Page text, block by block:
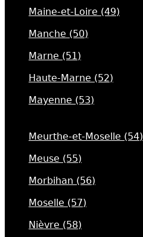
Maine-et-Loire (49)
Manche (50)
Marne (51)
Haute-Marne (52)
Mayenne (53)
Meurthe-et-Moselle (54)
Meuse (55)
Morbihan (56)
Moselle (57)
Nièvre (58)